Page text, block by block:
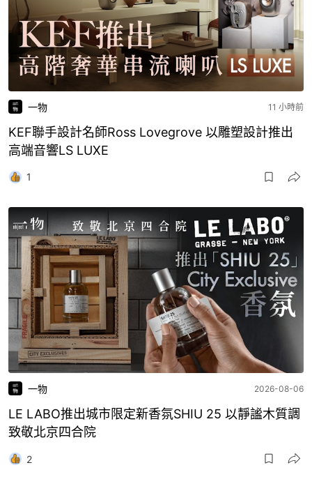
一物 11 小時前
KEF聯手設計名師Ross Lovegrove 以雕塑設計推出
高端音響LS LUXE
1
一物 2026-08-06
LE LABO推出城市限定新香氛SHIU 25 以靜謐木質調
致敬北京四合院
2